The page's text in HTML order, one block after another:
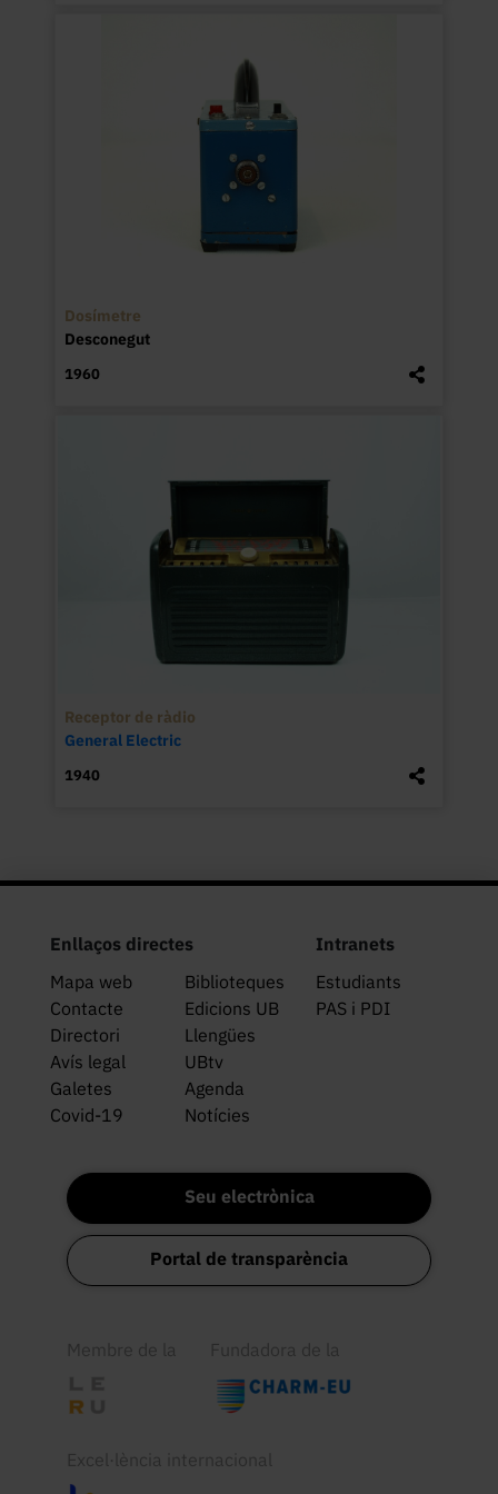
Dosímetre
Desconegut
1960
Receptor de ràdio
General Electric
1940
Enllaços directes
Mapa web
Biblioteques
Contacte
Edicions UB
Directori
Llengües
Avís legal
UBtv
Galetes
Agenda
Covid-19
Notícies
Intranets
Estudiants
PAS i PDI
Seu electrònica
Portal de transparència
Membre de la Fundadora de la
Excel·lència internacional